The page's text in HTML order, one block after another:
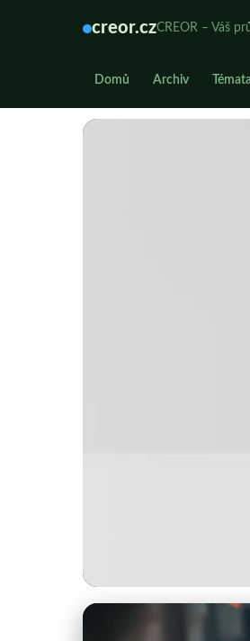
creor.czCREOR – Váš
Domů Archiv